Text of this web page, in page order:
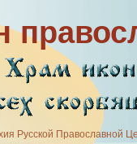
Русской Православной